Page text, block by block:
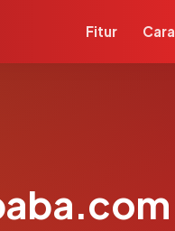
Fitur Cara